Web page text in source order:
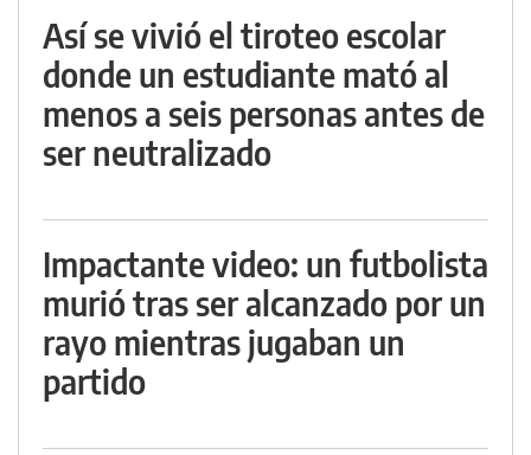
Así se vivió el tiroteo escolar
donde un estudiante mató al
menos a seis personas antes de
ser neutralizado
Impactante video: un futbolista
murió tras ser alcanzado por un
rayo mientras jugaban un
partido